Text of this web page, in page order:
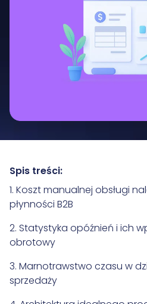
Spis treści:
1. Koszt manualnej obsługi
płynności B2B
2. Statystyka opóźnień i ich
obrotowy
3. Marnotrawstwo czasu w
sprzedaży